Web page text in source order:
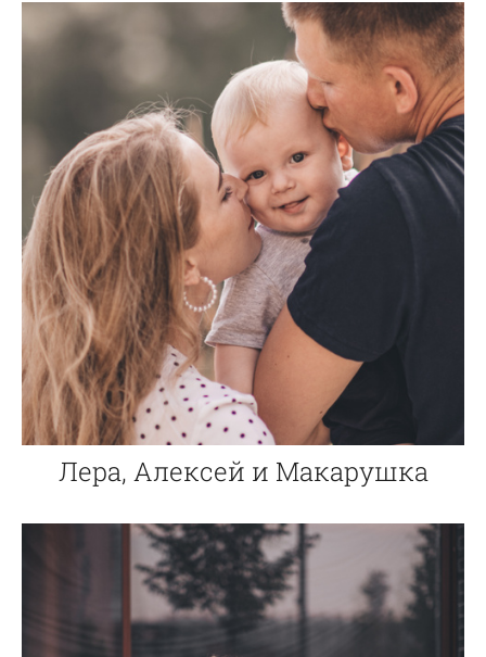
Лера, Алексей и Макарушка